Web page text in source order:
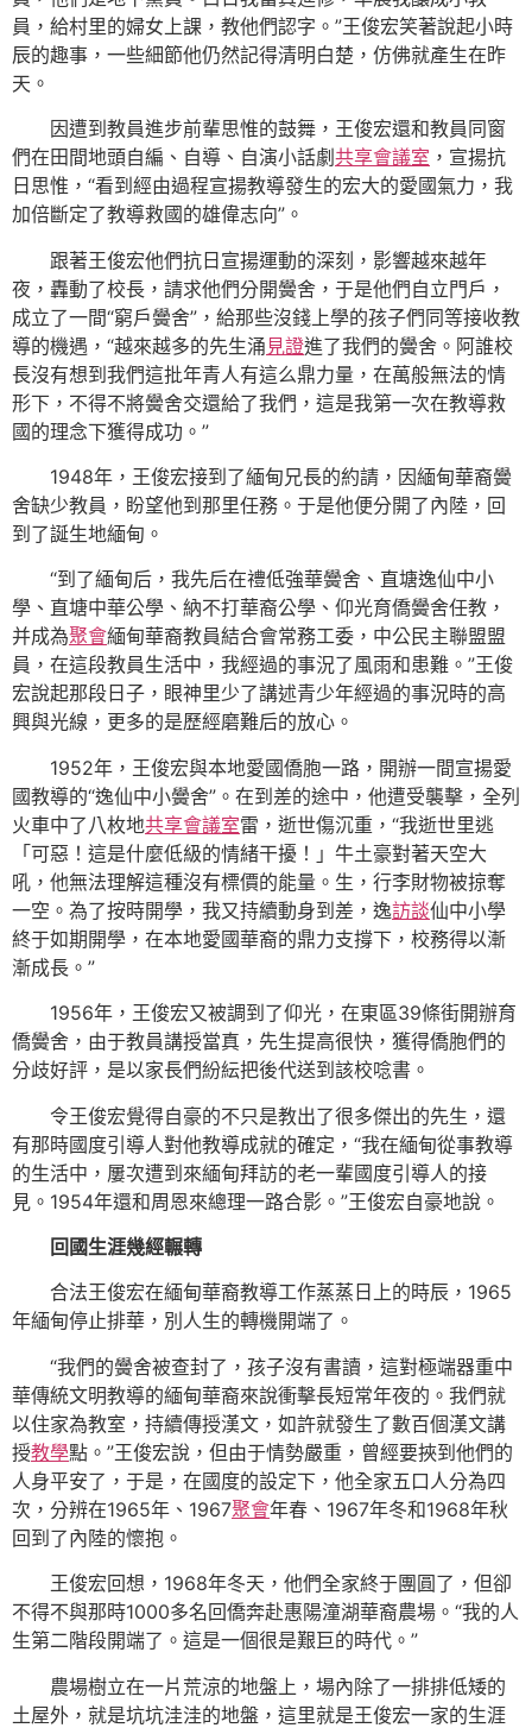
員，給村里的婦女上課，教他們認字。”王俊宏笑著說起小時
辰的趣事，一些細節他仍然記得清明白楚，仿佛就產生在昨
天。
因遭到教員進步前輩思惟的鼓舞，王俊宏還和教員同窗
們在田間地頭自編、自導、自演小話劇 共享會議室 ，宣揚抗
日思惟，“看到經由過程宣揚教導發生的宏大的愛國氣力，我
加倍斷定了教導救國的雄偉志向”。
跟著王俊宏他們抗日宣揚運動的深刻，影響越來越年
夜，轟動了校長，請求他們分開黌舍，于是他們自立門戶，
成立了一間“窮戶黌舍”，給那些沒錢上學的孩子們同等接收教
導的機遇，“越來越多的先生涌 見證進了我們的黌舍。阿誰校
長沒有想到我們這批年青人有這么鼎力量，在萬般無法的情
形下，不得不將黌舍交還給了我們，這是我第一次在教導救
國的理念下獲得成功。”
1948年，王俊宏接到了緬甸兄長的約請，因緬甸華裔黌
舍缺少教員，盼望他到那里任務。于是他便分開了內陸，回
到了誕生地緬甸。
“到了緬甸后，我先后在禮低強華黌舍、直塘逸仙中小
學、直塘中華公學、納不打華裔公學、仰光育僑黌舍任教，
并成為聚會緬甸華裔教員結合會常務工委，中公民主聯盟盟
員，在這段教員生活中，我經過的事況了風雨和患難。”王俊
宏說起那段日子，眼神里少了講述青少年經過的事況時的高
興與光線，更多的是歷經磨難后的放心。
1952年，王俊宏與本地愛國僑胞一路，開辦一間宣揚愛
國教導的“逸仙中小黌舍”。在到差的途中，他遭受襲擊，全列
火車中了八枚地共享會議室雷，逝世傷沉重，“我逝世里逃
「可惡！這是什麼低級的情緒干擾！」牛土豪對著天空大
吼，他無法理解這種沒有標價的能量。生，行李財物被掠奪
一空。為了按時開學，我又持續動身到差，逸訪談仙中小學
終于如期開學，在本地愛國華裔的鼎力支撐下，校務得以漸
漸成長。”
1956年，王俊宏又被調到了仰光，在東區39條街開辦育
僑黌舍，由于教員講授當真，先生提高很快，獲得僑胞們的
分歧好評，是以家長們紛紜把後代送到該校唸書。
令王俊宏覺得自豪的不只是教出了很多傑出的先生，還
有那時國度引導人對他教導成就的確定，“我在緬甸從事教導
的生活中，屢次遭到來緬甸拜訪的老一輩國度引導人的接
見。1954年還和周恩來總理一路合影。”王俊宏自豪地說。
回國生涯幾經輾轉
合法王俊宏在緬甸華裔教導工作蒸蒸日上的時辰，1965
年緬甸停止排華，別人生的轉機開端了。
“我們的黌舍被查封了，孩子沒有書讀，這對極端器重中
華傳統文明教導的緬甸華裔來說衝擊長短常年夜的。我們就
以住家為教室，持續傳授漢文，如許就發生了數百個漢文講
授教學點。”王俊宏說，但由于情勢嚴重，曾經要挾到他們的
人身平安了，于是，在國度的設定下，他全家五口人分為四
次，分辨在1965年、1967聚會年春、1967年冬和1968年秋
回到了內陸的懷抱。
王俊宏回想，1968年冬天，他們全家終于團圓了，但卻
不得不與那時1000多名回僑奔赴惠陽潼湖華裔農場。“我的人
生第二階段開端了。這是一個很是艱巨的時代。”
農場樹立在一片荒涼的地盤上，場內除了一排排低矮的
土屋外，就是坑坑洼洼的地盤，這里就是王俊宏一家的生涯